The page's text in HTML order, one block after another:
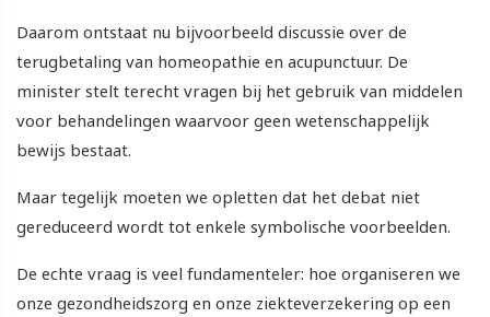
Daarom ontstaat nu bijvoorbeeld discussie over de
terugbetaling van homeopathie en acupunctuur. De
minister stelt terecht vragen bij het gebruik van middelen
voor behandelingen waarvoor geen wetenschappelijk
bewijs bestaat.
Maar tegelijk moeten we opletten dat het debat niet
gereduceerd wordt tot enkele symbolische voorbeelden.
De echte vraag is veel fundamenteler: hoe organiseren we
onze gezondheidszorg en onze ziekteverzekering op een